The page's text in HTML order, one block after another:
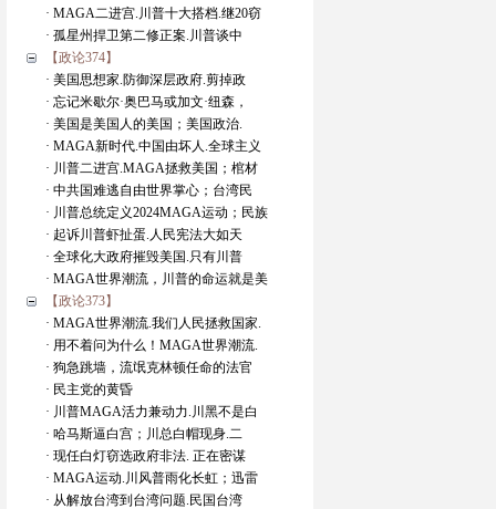
· MAGA二进宫.川普十大搭档.继20窃
· 孤星州捍卫第二修正案.川普谈中
【政论374】
· 美国思想家.防御深层政府.剪掉政
· 忘记米歇尔·奥巴马或加文·纽森，
· 美国是美国人的美国；美国政治.
· MAGA新时代.中国由坏人.全球主义
· 川普二进宫.MAGA拯救美国；棺材
· 中共国难逃自由世界掌心；台湾民
· 川普总统定义2024MAGA运动；民族
· 起诉川普虾扯蛋.人民宪法大如天
· 全球化大政府摧毁美国.只有川普
· MAGA世界潮流，川普的命运就是美
【政论373】
· MAGA世界潮流.我们人民拯救国家.
· 用不着问为什么！MAGA世界潮流.
· 狗急跳墙，流氓克林顿任命的法官
· 民主党的黄昏
· 川普MAGA活力兼动力.川黑不是白
· 哈马斯逼白宫；川总白帽现身.二
· 现任白灯窃选政府非法. 正在密谋
· MAGA运动.川风普雨化长虹；迅雷
· 从解放台湾到台湾问题.民国台湾